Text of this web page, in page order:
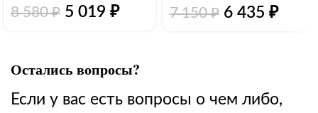
8 580₽ 5 019 ₽ 7 150₽ 6 435 ₽
Остались вопросы?
Если у вас есть вопросы о чем либо,